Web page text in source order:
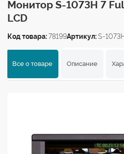
Монитор S-1073H 7
LCD
Код товара:78199Артикул:S-1073H
Все о товаре Описание